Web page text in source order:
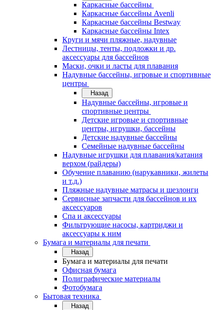
Каркасные бассейны
Каркасные бассейны Avenli
Каркасные бассейны Bestway
Каркасные бассейны Intex
Круги и мячи пляжные, надувные
Лестницы, тенты, подложки и др.
аксессуары для бассейнов
Маски, очки и ласты для плавания
Надувные бассейны, игровые и спортивные
центры
Назад
Надувные бассейны, игровые и
спортивные центры
Детские игровые и спортивные
центры, игрушки, бассейны
Детские надувные бассейны
Семейные надувные бассейны
Надувные игрушки для плавания/катания
верхом (райдеры)
Обучение плаванию (нарукавники, жилеты
и т.д.)
Пляжные надувные матрасы и шезлонги
Сервисные запчасти для бассейнов и их
аксессуаров
Спа и аксессуары
Фильтрующие насосы, картриджи и
аксессуары к ним
Бумага и материалы для печати
Назад
Бумага и материалы для печати
Офисная бумага
Полиграфические материалы
Фотобумага
Бытовая техника
Назад